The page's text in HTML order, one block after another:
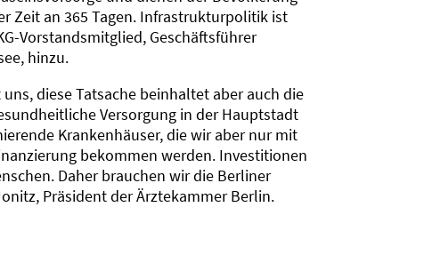
Zeit an 365 Tagen. Infrastrukturpolitik ist
Vorstandsmitglied, Geschäftsführer
hinzu.
diese Tatsache beinhaltet aber auch die
Versorgung in der Hauptstadt
Krankenhäuser, die wir aber nur mit
bekommen werden. Investitionen
Daher brauchen wir die Berliner
Präsident der Ärztekammer Berlin.